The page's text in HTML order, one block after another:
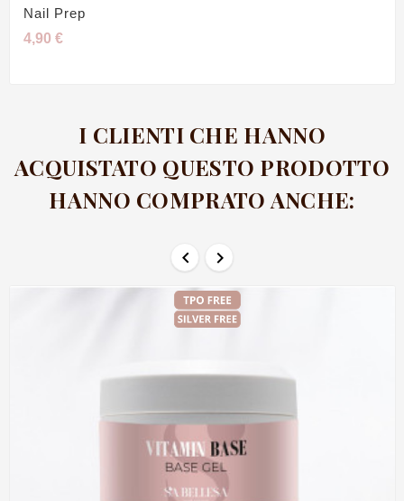
Nail Prep
4,90 €
I CLIENTI CHE HANNO
ACQUISTATO QUESTO PRODOTTO
HANNO COMPRATO ANCHE:
 